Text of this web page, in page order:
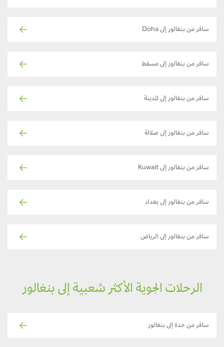
سافر من بنغالور إلى Doha
سافر من بنغالور إلى مسقط
سافر من بنغالور إلى المدينة
سافر من بنغالور إلى صلالة
سافر من بنغالور إلى Kuwait
سافر من بنغالور إلى بغداد
سافر من بنغالور إلى الرياض
الرحلات الجوية الأكثر شعبية إلى بنغالور
سافر من جدة إلى بنغالور